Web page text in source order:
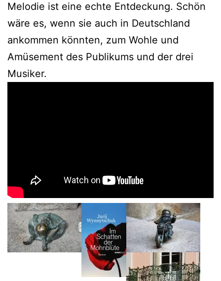
Melodie ist eine echte Entdeckung. Schön
wäre es, wenn sie auch in Deutschland
ankommen könnten, zum Wohle und
Amüsement des Publikums und der drei
Musiker.